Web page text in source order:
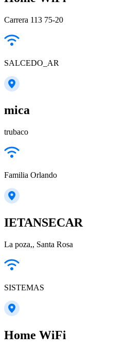
Carrera 113 75-20
SALCEDO_AR
mica
trubaco
Familia Orlando
IETANSECAR
La poza,, Santa Rosa
SISTEMAS
Home WiFi